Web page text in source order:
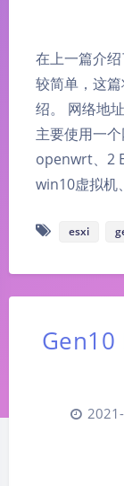
在上一篇介
较简单，这
绍。 网络地
主要使用一
openwrt、2
win10虚拟机
esxi
Gen10